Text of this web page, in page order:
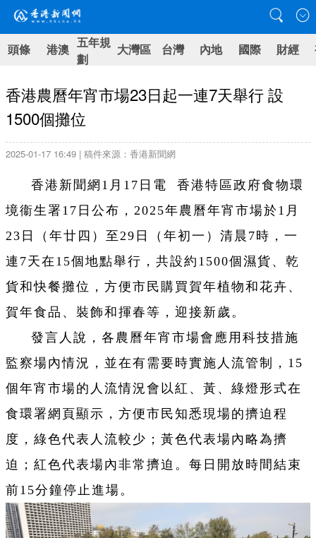
頭條 港澳 五年規
劃
大灣區 台灣 內地 國際 財經
香港農曆年宵市場23日起一連7天舉行 設
1500個攤位
2025-01-17 16:49 | 稿件來源：香港新聞網
香港新聞網1月17日電 香港特區政府食物環
境衞生署17日公布，2025年農曆年宵市場於1月
23日（年廿四）至29日（年初一）清晨7時，一
連7天在15個地點舉行，共設約1500個濕貨、乾
貨和快餐攤位，方便市民購買賀年植物和花卉、
賀年食品、裝飾和揮春等，迎接新歲。
發言人說，各農曆年宵市場會應用科技措施
監察場內情況，並在有需要時實施人流管制，15
個年宵市場的人流情況會以紅、黃、綠燈形式在
食環署網頁顯示，方便市民知悉現場的擠迫程
度，綠色代表人流較少；黃色代表場內略為擠
迫；紅色代表場內非常擠迫。每日開放時間結束
前15分鐘停止進場。